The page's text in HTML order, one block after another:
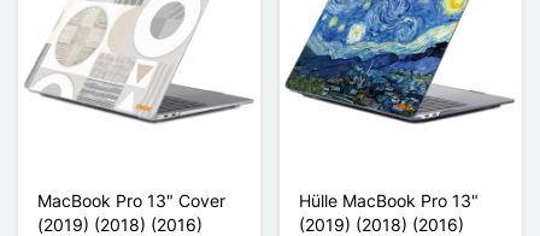
MacBook Pro 13" Cover
(2019) (2018) (2016)
Hülle MacBook Pro 13"
(2019) (2018) (2016)